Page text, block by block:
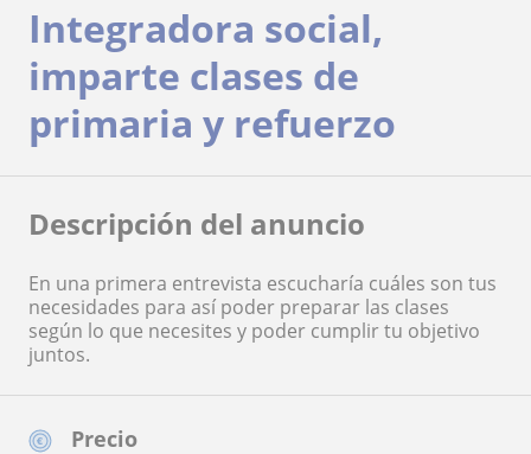
Precio
Integradora social,
imparte clases de
primaria y refuerzo
Descripción del anuncio
En una primera entrevista escucharía cuáles son tus
necesidades para así poder preparar las clases
según lo que necesites y poder cumplir tu objetivo
juntos.